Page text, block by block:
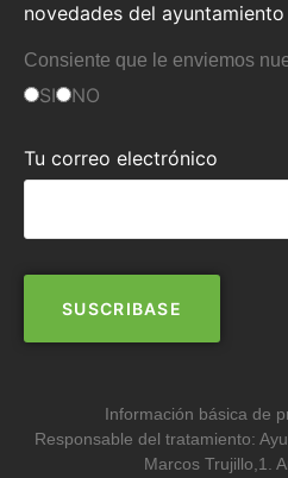
novedades del
Consiente que le enviemos
SI NO
Tu correo electrónico
Información básica de
Responsable del tratamiento:
Marcos Trujillo,1.